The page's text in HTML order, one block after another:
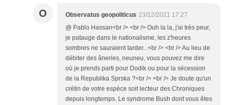
O Observatus geopoliticus 23/12/2021 17:27
@ Pablo Hassan<br /> <br /> Ouh la la, j'ai très peur,
je patauge dans le nationalisme, les z'heures
sombres ne sauraient tarder...<br /> <br /> Au lieu de
débiter des âneries, neuneu, vous pouvez me dire
où je prends parti pour Dodik ou pour la sécession
de la Republika Sprska ?<br /> <br /> Je doute qu'un
crétin de votre espèce soit lecteur des Chroniques
depuis longtemps. Le syndrome Bush dont vous êtes